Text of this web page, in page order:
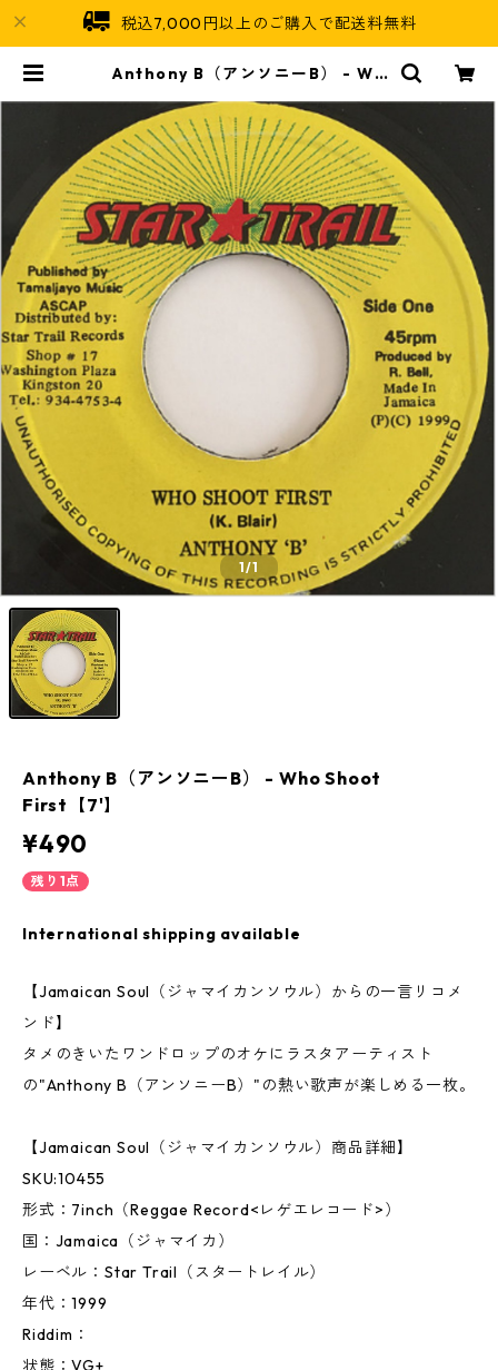
税込7,000円以上のご購入で配送料無料
Anthony B（アンソニーB） - Wh
Soul
1/1
Anthony B（アンソニーB） - Who Shoot
First【7'】
¥490
残り1点
International shipping available
【Jamaican Soul（ジャマイカンソウル）からの一言リコメ
ンド】
タメのきいたワンドロップのオケにラスタアーティスト
の"Anthony B（アンソニーB）"の熱い歌声が楽しめる一枚。
【Jamaican Soul（ジャマイカンソウル）商品詳細】
SKU:10455
形式：7inch（Reggae Record<レゲエレコード>）
国：Jamaica（ジャマイカ）
レーベル：Star Trail（スタートレイル）
年代：1999
Riddim：
状態：VG+